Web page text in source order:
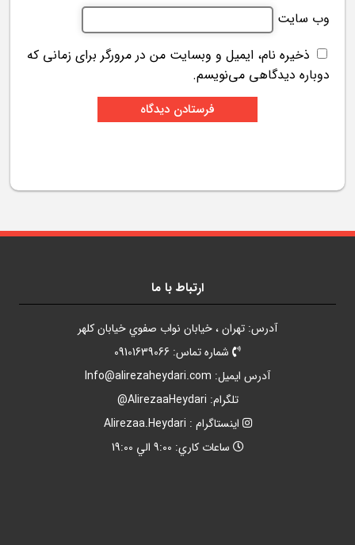
وب‌ سایت
ذخیره نام، ایمیل و وبسایت من در مرورگر برای زمانی که
دوباره دیدگاهی می‌نویسم.
ارتباط با ما
آدرس: تهران ، خيابان نواب صفوي خيابان کلهر
شماره تماس: 09101639066
آدرس ايميل: Info@alirezaheydari.com
تلگرام: AlirezaaHeydari@
اينستاگرام : Alirezaa.Heydari
ساعات کاري: 9:00 الي 19:00